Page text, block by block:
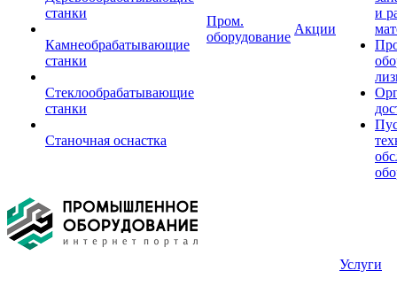
станки
Камнеобрабатывающие
станки
Стеклообрабатывающие
станки
Станочная оснастка
Пром.
оборудование
Акции
и
Услуги